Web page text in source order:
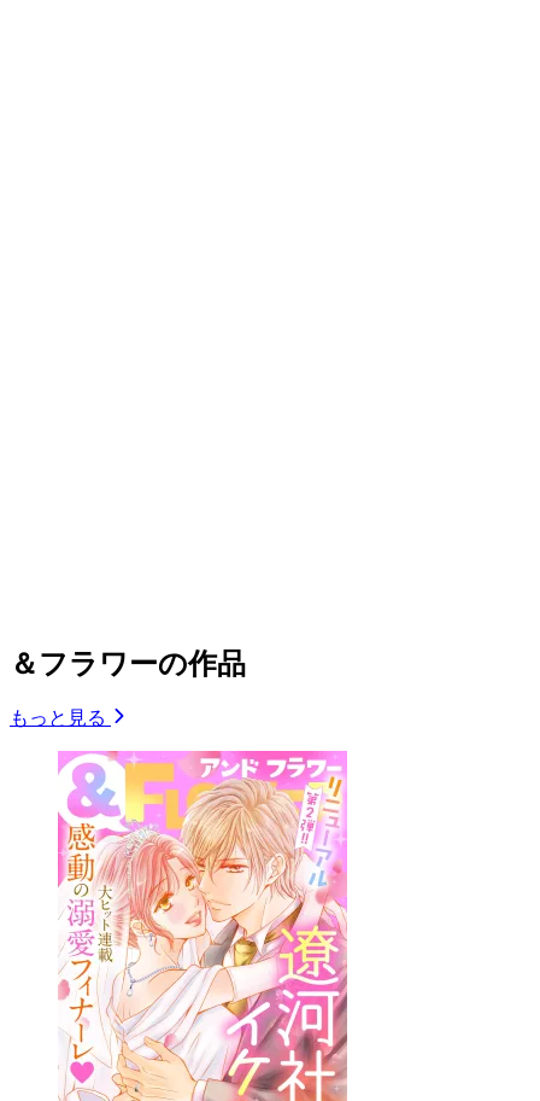
＆フラワーの作品
もっと見る